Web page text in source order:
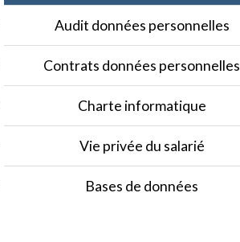
Audit données personnelles
Contrats données personnelles
Charte informatique
Vie privée du salarié
Bases de données